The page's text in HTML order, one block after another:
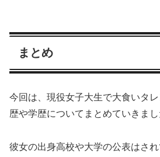
まとめ
今回は、現役女子大生で大食いタ
歴や学歴についてまとめていきまし
彼女の出身高校や大学の公表はされ